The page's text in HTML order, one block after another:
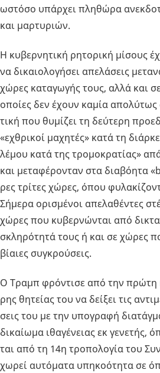
ωστό­σο υπάρ­χει πλη­θώ­ρα
και μαρ­τυ­ριών.
Η κυ­βερ­νη­τι­κή ρη­το­ρι­κή μί­σους
να δι­καιο­λο­γή­σει απε­λά­σεις
χώρες κα­τα­γω­γής τους, αλλά και
οποί­ες δεν έχουν καμία
τι­κή που θυ­μί­ζει τη δεύ­τε­ρη
«εχθρι­κοί μα­χη­τές» κατά τη
λέ­μου κατά της τρο­μο­κρα­τί­ας»
και με­τα­φέ­ρο­νταν στα δια­βό­η­τα
ρες τρί­τες χώρες, όπου
Σή­με­ρα ορι­σμέ­νοι απε­λα­θέ­ντες
χώρες που κυ­βερ­νώ­νται από
σκλη­ρό­τη­τά τους ή και σε χώρες
βί­αιες συ­γκρού­σεις.
Ο Τραμπ φρό­ντι­σε από την πρώτη
ρης θη­τεί­ας του να δεί­ξει τις
σεις του με την υπο­γρα­φή
δι­καί­ω­μα ιθα­γέ­νειας εκ γε­νε­τής,
ται από τη 14η τρο­πο­λο­γία του
χω­ρεί αυ­τό­μα­τα υπη­κο­ό­τη­τα σε